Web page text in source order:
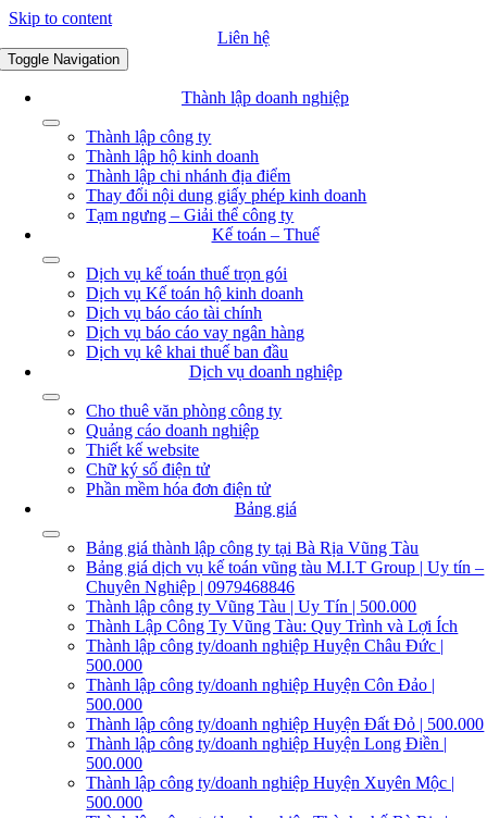
Skip to content
Liên hệ
Toggle Navigation
Thành lập doanh nghiệp
Thành lập công ty
Thành lập hộ kinh doanh
Thành lập chi nhánh địa điểm
Thay đổi nội dung giấy phép kinh doanh
Tạm ngưng – Giải thể công ty
Kế toán – Thuế
Dịch vụ kế toán thuế trọn gói
Dịch vụ Kế toán hộ kinh doanh
Dịch vụ báo cáo tài chính
Dịch vụ báo cáo vay ngân hàng
Dịch vụ kê khai thuế ban đầu
Dịch vụ doanh nghiệp
Cho thuê văn phòng công ty
Quảng cáo doanh nghiệp
Thiết kế website
Chữ ký số điện tử
Phần mềm hóa đơn điện tử
Bảng giá
Bảng giá thành lập công ty tại Bà Rịa Vũng Tàu
Bảng giá dịch vụ kế toán vũng tàu M.I.T Group | Uy tín –
Chuyên Nghiệp | 0979468846
Thành lập công ty Vũng Tàu | Uy Tín | 500.000
Thành Lập Công Ty Vũng Tàu: Quy Trình và Lợi Ích
Thành lập công ty/doanh nghiệp Huyện Châu Đức |
500.000
Thành lập công ty/doanh nghiệp Huyện Côn Đảo |
500.000
Thành lập công ty/doanh nghiệp Huyện Đất Đỏ | 500.000
Thành lập công ty/doanh nghiệp Huyện Long Điền |
500.000
Thành lập công ty/doanh nghiệp Huyện Xuyên Mộc |
500.000